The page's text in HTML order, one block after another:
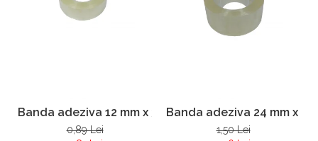
Banda adeziva 12 mm x 33 m
0,89 Lei
Banda adeziva 24 mm x 33
1,50 Lei